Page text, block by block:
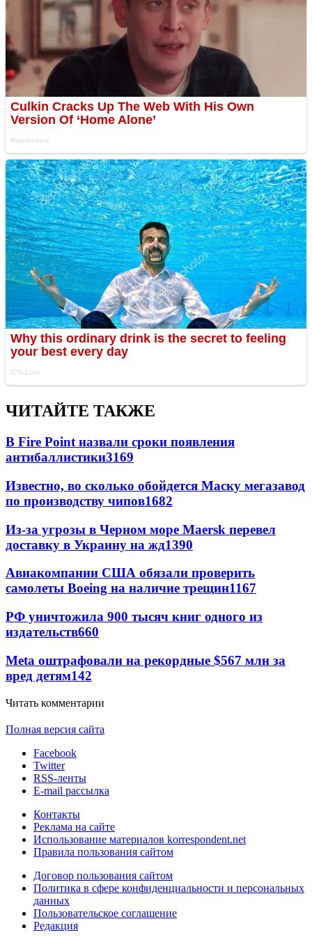
ЧИТАЙТЕ ТАКЖЕ
В Fire Point назвали сроки появления
антибаллистики3169
Известно, во сколько обойдется Маску мегазавод
по производству чипов1682
Из-за угрозы в Черном море Maersk перевел
доставку в Украину на жд1390
Авиакомпании США обязали проверить
самолеты Boeing на наличие трещин1167
РФ уничтожила 900 тысяч книг одного из
издательств660
Meta оштрафовали на рекордные $567 млн за
вред детям142
Читать комментарии
Полная версия сайта
Facebook
Twitter
RSS-ленты
E-mail рассылка
Контакты
Реклама на сайте
Использование материалов korrespondent.net
Правила пользования сайтом
Договор пользования сайтом
Политика в сфере конфиденциальности и персональных
данных
Пользовательское соглашение
Редакция